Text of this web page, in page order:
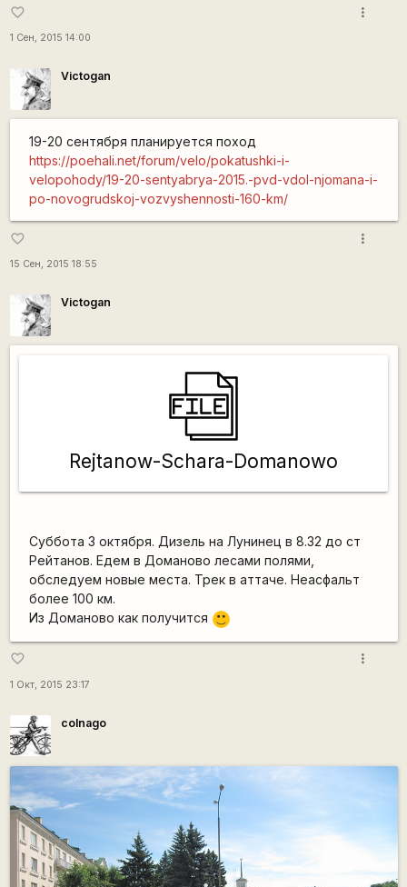
favorite_border
1 Сен, 2015 14:00
more_vert
Victogan
19-20 сентября планируется поход
https://poehali.net/forum/velo/pokatushki-i-
velopohody/19-20-sentyabrya-2015.-pvd-vdol-njomana-i-
po-novogrudskoj-vozvyshennosti-160-km/
favorite_border
15 Сен, 2015 18:55
more_vert
Victogan
Rejtanow-Schara-Domanowo
Суббота 3 октября. Дизель на Лунинец в 8.32 до ст
Рейтанов. Едем в Доманово лесами полями,
обследуем новые места. Трек в аттаче. Неасфальт
более 100 км.
Из Доманово как получится
:)
favorite_border
1 Окт, 2015 23:17
more_vert
colnago